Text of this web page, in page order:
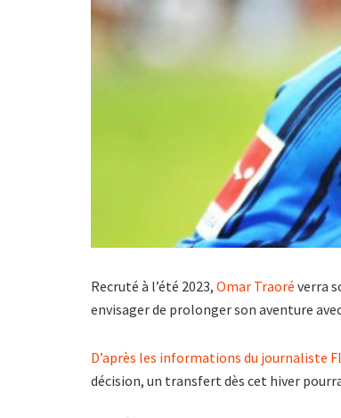
Recruté à l’été 2023, Omar Traoré verra
envisager de prolonger son aventure
D’après les informations du journaliste
décision, un transfert dès cet hiver